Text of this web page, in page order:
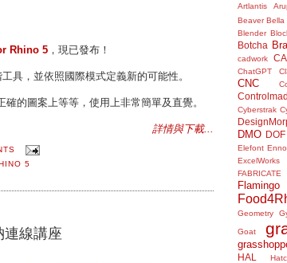
Rhino 5 ，現已發布！
具，並依照國際模式定義新的可能性。
的圖案上等等，使用上非常簡單及直覺。
詳情與下載...
5
連線講座
Artlantis
Beaver Bella
Blender
Botcha
cadwork
ChatGPT
CNC
Controlmad
Cyberstrak
DMO DOF
Elefont
ExcelWorks
FABRICATE
Flamingo
Geometry
Goat
HAL